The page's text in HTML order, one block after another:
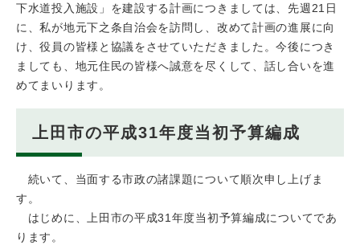
下水道投入施設」を建設する計画につきましては、先週21日
に、私が地元下之条自治会を訪問し、改めて計画の進展に向
け、役員の皆様と協議をさせていただきました。今後につき
ましても、地元住民の皆様へ誠意を尽くして、話し合いを進
めてまいります。
上田市の平成31年度当初予算編成
続いて、当面する市政の諸課題について順次申し上げま
す。
はじめに、上田市の平成31年度当初予算編成についてであ
ります。